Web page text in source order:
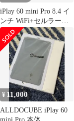
iPlay 60 mini Pro 8.4 イ
ンチ WiFi+セルラー対
応
¥ 11,000
ALLDOCUBE iPlay 60